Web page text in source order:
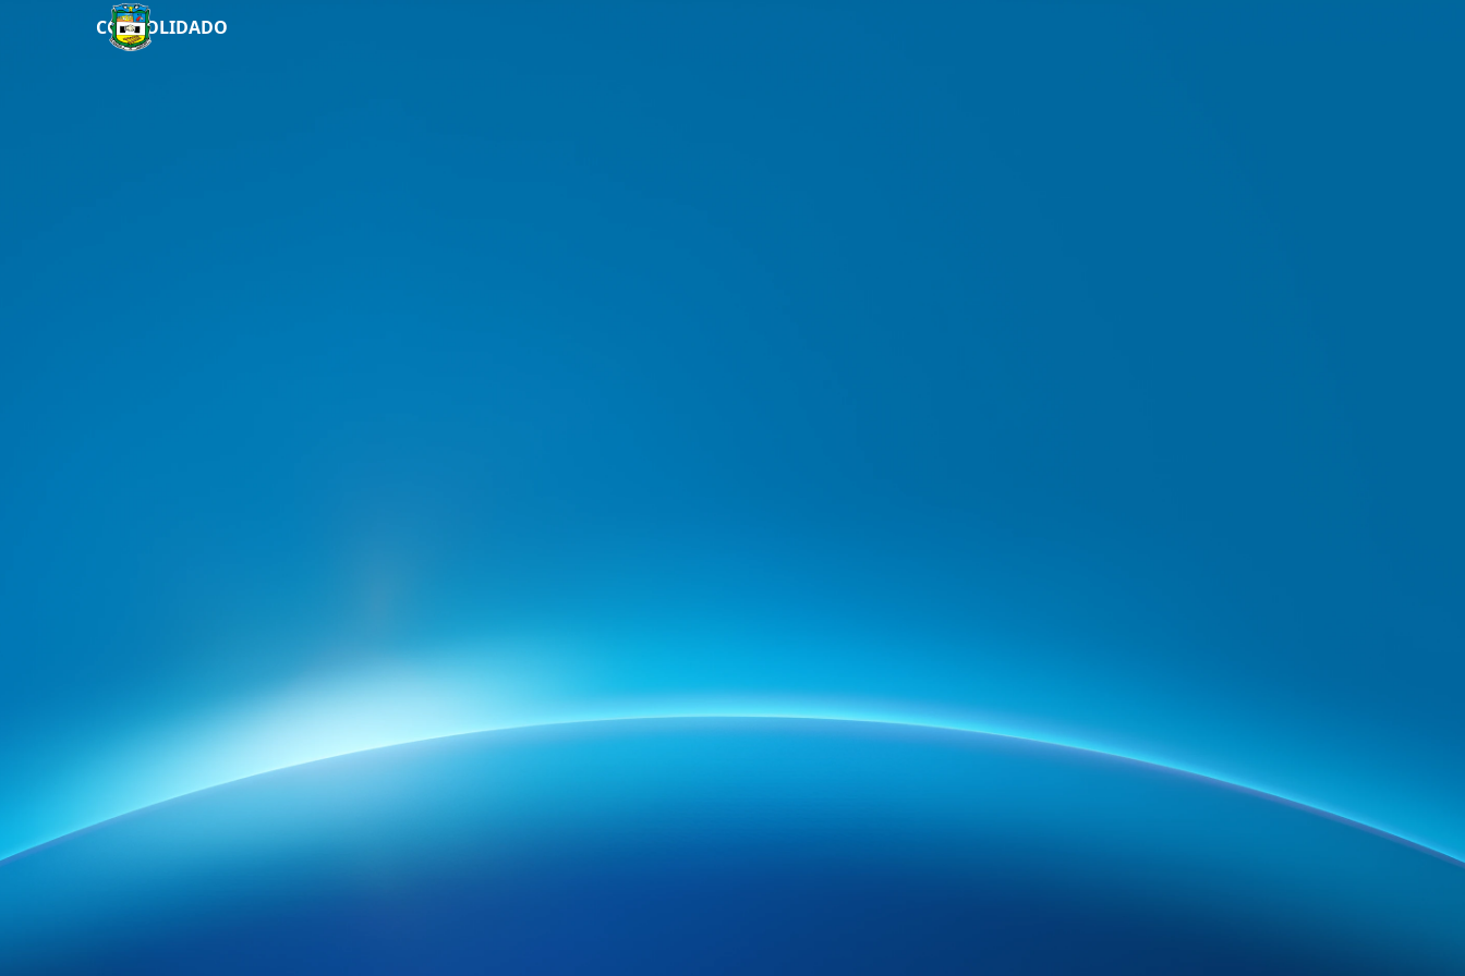
CONSOLIDADO